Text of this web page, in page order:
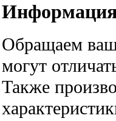
Обращаем
могут
Также